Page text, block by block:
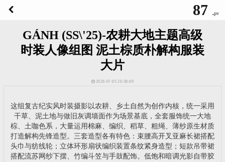
87 .pv
GÁNH (SS\'25)-农耕大地主题高级
时装人像组图 泥土棕质朴解构服装
大片
2026-07-05 20:38:09
这组复古纪实风时装摄影以农耕、乡土自然为创作内核，统一采用
干草、泥土地与做旧灰调墙面作为场景基底，全套服饰统一大地
棕、土咖色系，大量运用棉麻、编织、稻草、粗绳、薄纱原生材质
打造解构先锋造型。三套造型各有特色：束腰高开叉亚麻长裙搭配
头巾与纺线轮；立体环形扇状编织装置条纹紧身造型；短款吊带裙
搭配流苏网纱下摆、竹编斗笠与手鼓配饰。低饱和暗调光影自带胶